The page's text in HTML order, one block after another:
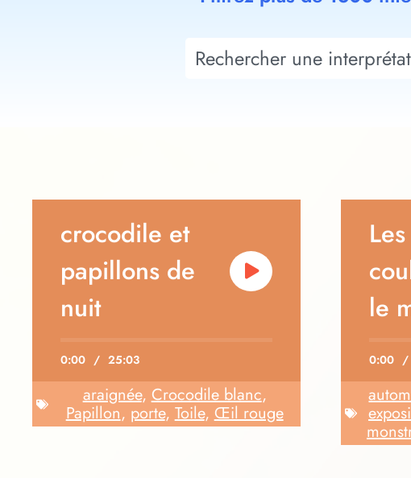
crocodile et
papillons de
nuit
0:00 / 25:03
araignée,Crocodile blanc,
Papillon, porte,Toile,Œil rouge
le
0:00 /